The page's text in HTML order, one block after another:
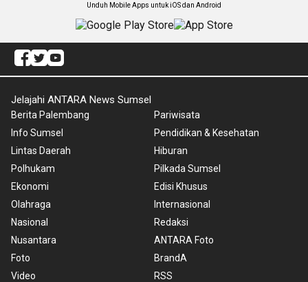
Unduh Mobile Apps untuk iOS dan Android
Jelajahi ANTARA News Sumsel
Berita Palembang
Info Sumsel
Lintas Daerah
Polhukam
Ekonomi
Olahraga
Nasional
Nusantara
Foto
Video
Pariwisata
Pendidikan & Kesehatan
Hiburan
Pilkada Sumsel
Edisi Khusus
Internasional
Redaksi
ANTARA Foto
BrandA
RSS